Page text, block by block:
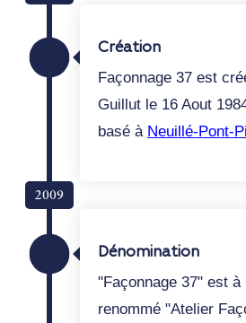
Création
Façonnage 37 est
Guillut le 16 Aout
basé à Neuillé-Pont-
2009
Dénomination
"Façonnage 37" est à
renommé "Atelier